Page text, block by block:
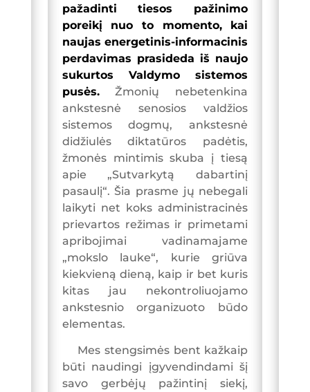
pažadinti tiesos pažinimo
poreikį nuo to momento, kai
naujas energetinis-informacinis
perdavimas prasideda iš naujo
sukurtos Valdymo sistemos
pusės.Žmonių nebetenkina
ankstesnė senosios valdžios
sistemos dogmų, ankstesnė
didžiulės diktatūros padėtis,
žmonės mintimis skuba į tiesą
apie „Sutvarkytą dabartinį
pasaulį“. Šia prasme jų nebegali
laikyti net koks administracinės
prievartos režimas ir primetami
apribojimai vadinamajame
„mokslo lauke“, kurie griūva
kiekvieną dieną, kaip ir bet kuris
kitas jau nekontroliuojamo
ankstesnio organizuoto būdo
elementas.
Mes stengsimės bent kažkaip
būti naudingi įgyvendindami šį
savo gerbėjų pažintinį siekį,